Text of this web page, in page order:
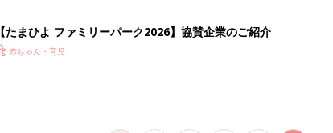
【たまひよ ファミリーパーク2026】協賛企業のご紹介
赤ちゃん・育児